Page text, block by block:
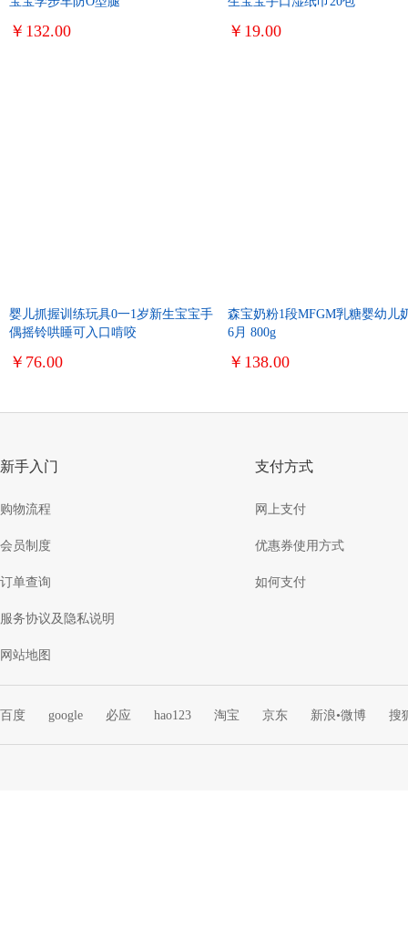
￥132.00 ￥19.00
婴儿抓握训练玩具0一1岁新生宝宝手
偶摇铃哄睡可入口啃咬
￥76.00
森宝奶粉1段MFGM乳糖婴幼儿
6月 800g
￥138.00
新手入门
购物流程
会员制度
订单查询
服务协议及隐私说明
网站地图
支付方式
网上支付
优惠券使用方式
如何支付
百度 google 必应 hao123 淘宝 京东 新浪•微博 搜